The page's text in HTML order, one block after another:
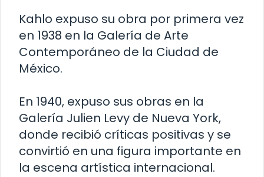
Kahlo expuso su obra por primera vez
en 1938 en la Galería de Arte
Contemporáneo de la Ciudad de
México.
En 1940, expuso sus obras en la
Galería Julien Levy de Nueva York,
donde recibió críticas positivas y se
convirtió en una figura importante en
la escena artística internacional.